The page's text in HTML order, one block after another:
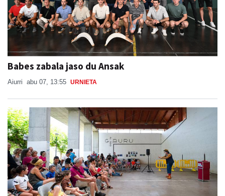
Babes zabala jaso du Ansak
Aiurri abu 07, 13:55 URNIETA